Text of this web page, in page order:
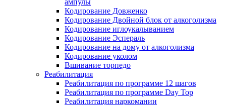
ампулы
Кодирование Довженко
Кодирование Двойной блок от алкоголизма
Кодирование иглоукалыванием
Кодирование Эспераль
Кодирование на дому от алкоголизма
Кодирование уколом
Вшивание торпедо
Реабилитация
Реабилитация по программе 12 шагов
Реабилитация по программе Day Top
Реабилитация наркомании